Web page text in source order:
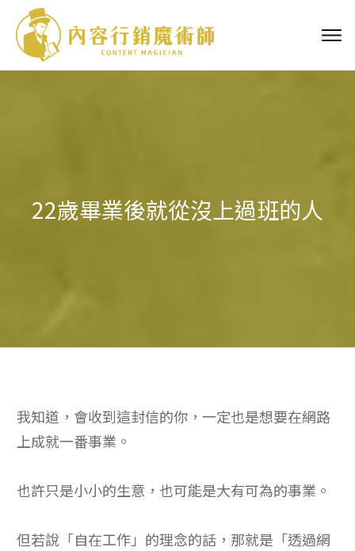
22歲畢業後就從沒上過班的人
我知道，會收到這封信的你，一定也是想要在網路
上成就一番事業。
也許只是小小的生意，也可能是大有可為的事業。
但若說「自在工作」的理念的話，那就是「透過網